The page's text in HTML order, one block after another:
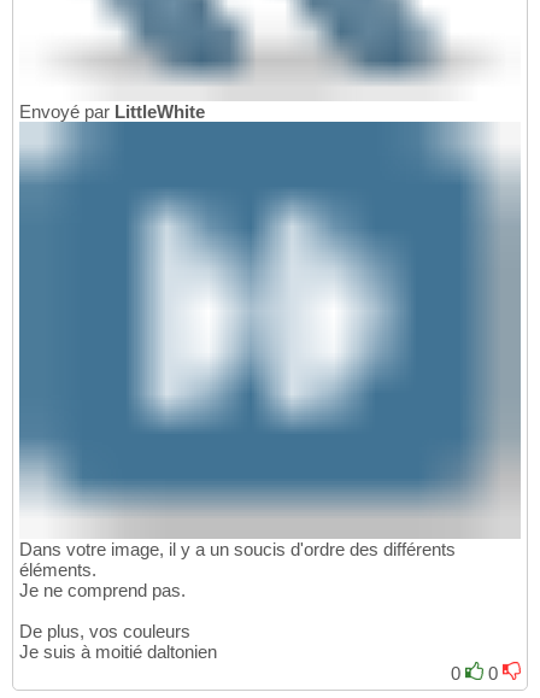
Envoyé par LittleWhite
Dans votre image, il y a un soucis d'ordre des différents
éléments.
Je ne comprend pas.
De plus, vos couleurs
Je suis à moitié daltonien
0
0